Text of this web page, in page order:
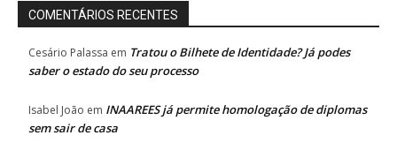
COMENTÁRIOS RECENTES
Cesário Palassa em Tratou o Bilhete de Identidade? Já podes
saber o estado do seu processo
Isabel João em INAAREES já permite homologação de diplomas
sem sair de casa